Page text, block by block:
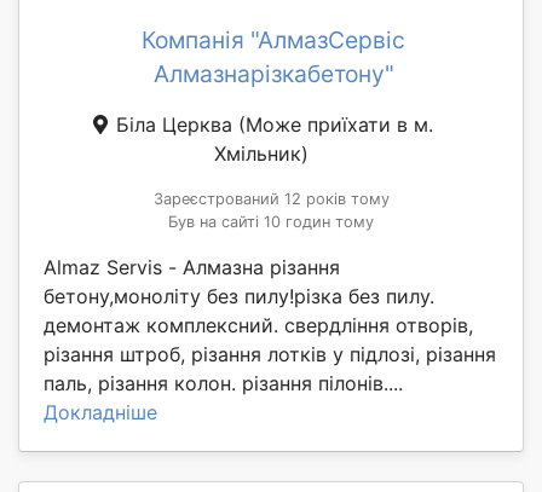
Компанія "АлмазСервіс
Алмазнарізкабетону"
Біла Церква (Може приїхати в м.
Хмільник)
Зареєстрований 12 років тому
Був на сайті 10 годин тому
Almaz Servis - Алмазна різання
бетону,моноліту без пилу!різка без пилу.
демонтаж комплексний. свердління отворів,
різання штроб, різання лотків у підлозі, різання
паль, різання колон. різання пілонів....
Докладніше